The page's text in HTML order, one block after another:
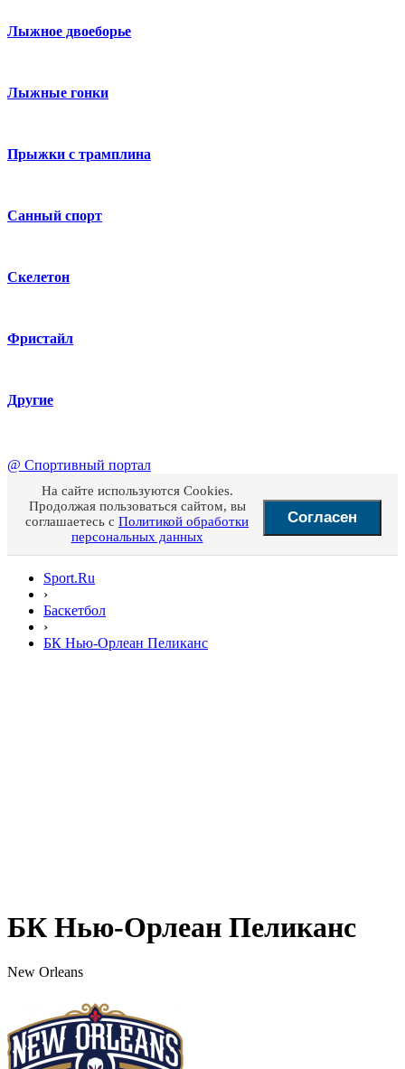
Лыжное двоеборье
Лыжные гонки
Прыжки с трамплина
Санный спорт
Скелетон
Фристайл
Другие
@ Спортивный портал
На сайте используются Cookies.
Продолжая пользоваться сайтом, вы
соглашаетесь с Политикой обработки
персональных данных
Согласен
Sport.Ru
›
Баскетбол
›
БК Нью-Орлеан Пеликанс
БК Нью-Орлеан Пеликанс
New Orleans